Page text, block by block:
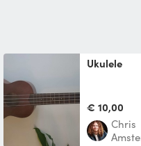
Ukulele
€ 10,00
Chris